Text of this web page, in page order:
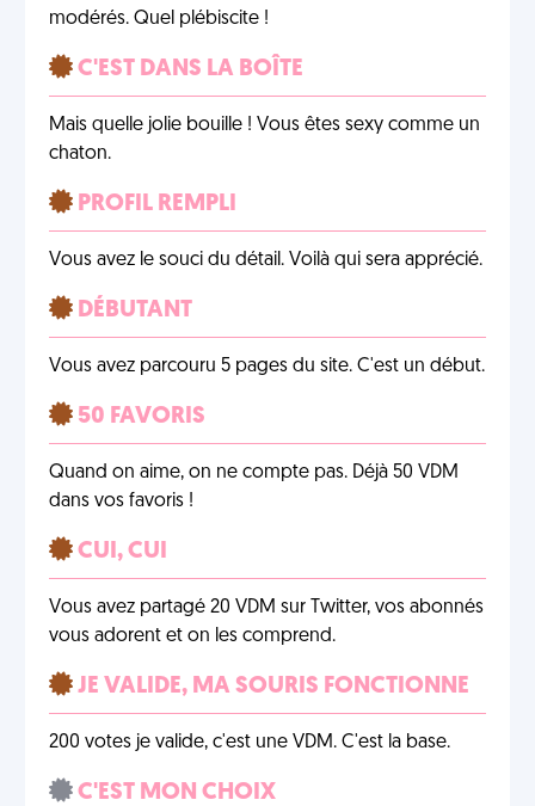
modérés. Quel plébiscite !
C'EST DANS LA BOÎTE
Mais quelle jolie bouille ! Vous êtes sexy comme un
chaton.
PROFIL REMPLI
Vous avez le souci du détail. Voilà qui sera apprécié.
DÉBUTANT
Vous avez parcouru 5 pages du site. C'est un début.
50 FAVORIS
Quand on aime, on ne compte pas. Déjà 50 VDM
dans vos favoris !
CUI, CUI
Vous avez partagé 20 VDM sur Twitter, vos abonnés
vous adorent et on les comprend.
JE VALIDE, MA SOURIS FONCTIONNE
200 votes je valide, c'est une VDM. C'est la base.
C'EST MON CHOIX